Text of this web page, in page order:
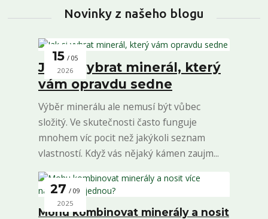
Novinky z našeho blogu
15 05
2026
Jak si vybrat minerál, který
vám opravdu sedne
Výběr minerálu ale nemusí být vůbec
složitý. Ve skutečnosti často funguje
mnohem víc pocit než jakýkoli seznam
vlastností. Když vás nějaký kámen zaujm...
27 09
2025
Mohu kombinovat minerály a nosit